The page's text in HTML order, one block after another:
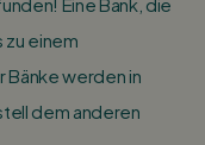
Eine Bank, die
zu einem
Bänke werden in
dem anderen